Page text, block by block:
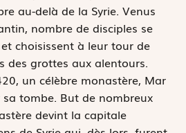
au-delà de la Syrie. Venus
nombre de disciples se
choisissent à leur tour de
des grottes aux alentours.
un célèbre monastère, Mar
tombe. But de nombreux
devint la capitale